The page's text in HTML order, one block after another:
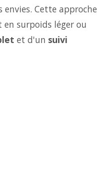
Cette approche
surpoids léger ou
et d'un suivi